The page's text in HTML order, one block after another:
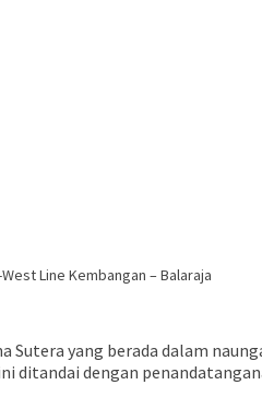
Line Kembangan – Balaraja
Sutera yang berada dalam
ditandai dengan